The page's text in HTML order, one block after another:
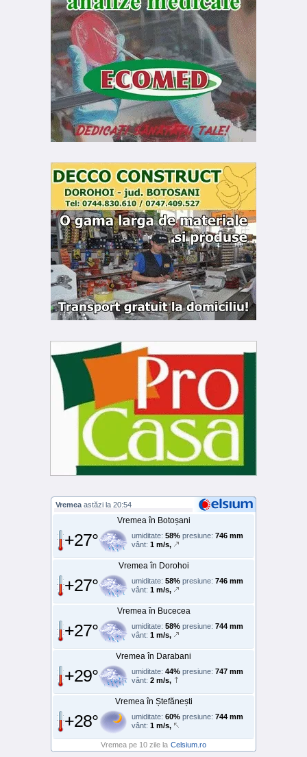
Vremea astăzi la 20:54
Vremea în Botoșani
+27° umiditate: 58% presiune: 746 mm
vânt: 1 m/s,
Vremea în Dorohoi
+27° umiditate: 58% presiune: 746 mm
vânt: 1 m/s,
Vremea în Bucecea
+27° umiditate: 58% presiune: 744 mm
vânt: 1 m/s,
Vremea în Darabani
+29° umiditate: 44% presiune: 747 mm
vânt: 2 m/s,
Vremea în Ștefănești
+28° umiditate: 60% presiune: 744 mm
vânt: 1 m/s,
Vremea pe 10 zile la Celsium.ro